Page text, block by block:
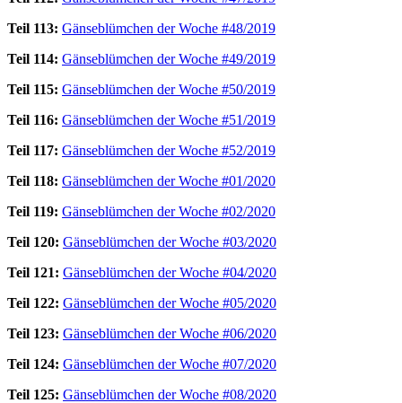
Teil 113: Gänseblümchen der Woche #48/2019
Teil 114: Gänseblümchen der Woche #49/2019
Teil 115: Gänseblümchen der Woche #50/2019
Teil 116: Gänseblümchen der Woche #51/2019
Teil 117: Gänseblümchen der Woche #52/2019
Teil 118: Gänseblümchen der Woche #01/2020
Teil 119: Gänseblümchen der Woche #02/2020
Teil 120: Gänseblümchen der Woche #03/2020
Teil 121: Gänseblümchen der Woche #04/2020
Teil 122: Gänseblümchen der Woche #05/2020
Teil 123: Gänseblümchen der Woche #06/2020
Teil 124: Gänseblümchen der Woche #07/2020
Teil 125: Gänseblümchen der Woche #08/2020